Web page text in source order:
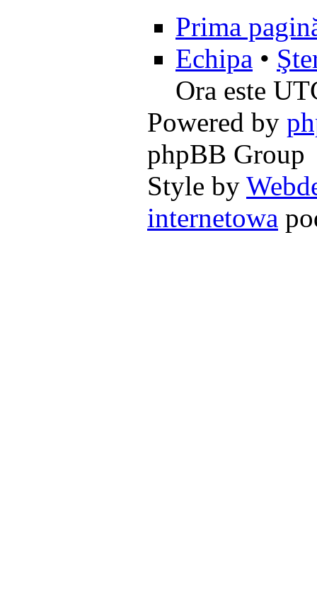
Prima
Echipa •
Ora este
Powered by
phpBB Group
Style by
internetowa